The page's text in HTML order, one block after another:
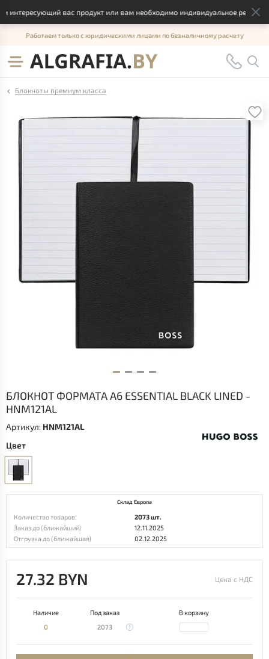
вас продукт или вам необходимо индивидуальное
Работаем только с юридическими лицами по безналичному расчету
Блокноты премиум класса
БЛОКНОТ ФОРМАТА А6 ESSENTIAL BLACK LINED -
HNM121AL
Артикул: HNM121AL
Цвет
Склад Европа
Количество товаров:
2073 шт.
Заказ до (ближайший)
12.11.2025
Отгрузка до (ближайшая)
02.12.2025
27.32 BYN Цена с НДС
Наличие Под заказ
В корзину
0
2073